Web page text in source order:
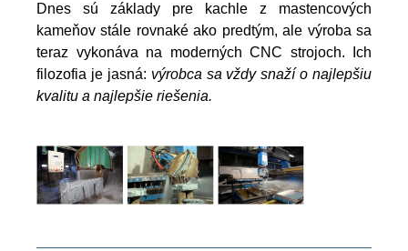
Dnes sú základy pre kachle z mastencových
kameňov stále rovnaké ako predtým, ale výroba sa
teraz vykonáva na moderných CNC strojoch. Ich
filozofia je jasná: výrobca sa vždy snaží o najlepšiu
kvalitu a najlepšie riešenia.